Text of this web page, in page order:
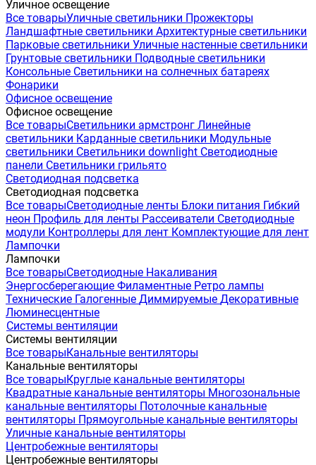
Уличное освещение
Все товарыУличные светильники Прожекторы
Ландшафтные светильники Архитектурные светильники
Парковые светильники Уличные настенные светильники
Грунтовые светильники Подводные светильники
Консольные Светильники на солнечных батареях
Фонарики
Офисное освещение
Офисное освещение
Все товарыСветильники армстронг Линейные
светильники Карданные светильники Модульные
светильники Светильники downlight Светодиодные
панели Светильники грильято
Светодиодная подсветка
Светодиодная подсветка
Все товарыСветодиодные ленты Блоки питания Гибкий
неон Профиль для ленты Рассеиватели Светодиодные
модули Контроллеры для лент Комплектующие для лент
Лампочки
Лампочки
Все товарыСветодиодные Накаливания
Энергосберегающие Филаментные Ретро лампы
Технические Галогенные Диммируемые Декоративные
Люминесцентные
Системы вентиляции
Системы вентиляции
Все товарыКанальные вентиляторы
Канальные вентиляторы
Все товарыКруглые канальные вентиляторы
Квадратные канальные вентиляторы Многозональные
канальные вентиляторы Потолочные канальные
вентиляторы Прямоугольные канальные вентиляторы
Уличные канальные вентиляторы
Центробежные вентиляторы
Центробежные вентиляторы